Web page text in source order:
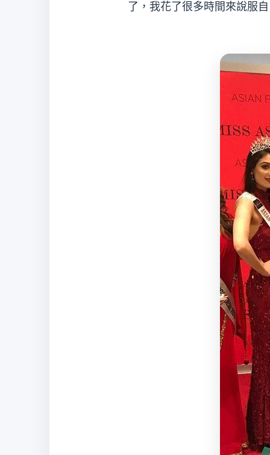
了，我花了很多時間來說服